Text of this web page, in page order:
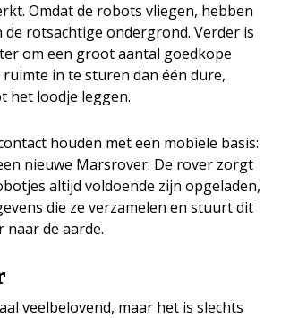
Omdat de robots vliegen, hebben
de rotsachtige ondergrond. Verder is
om een groot aantal goedkope
ruimte in te sturen dan één dure,
het loodje leggen.
houden met een mobiele basis:
nieuwe Marsrover. De rover zorgt
altijd voldoende zijn opgeladen,
die ze verzamelen en stuurt dit
de aarde.
veelbelovend, maar het is slechts